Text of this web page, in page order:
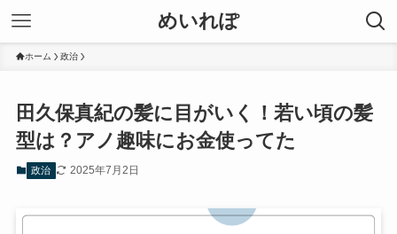
めいれぽ
ホーム 政治
田久保真紀の髪に目がいく！若い頃の髪
型は？アノ趣味にお金使ってた
政治 2025年7月2日